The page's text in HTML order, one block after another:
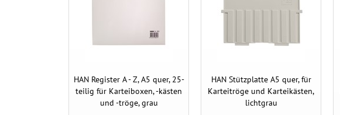
HAN Register A - Z, A5 quer, 25-
teilig für Karteiboxen, -kästen
und -tröge, grau
HAN Stützplatte A5 quer, für
Karteitröge und Karteikästen,
lichtgrau